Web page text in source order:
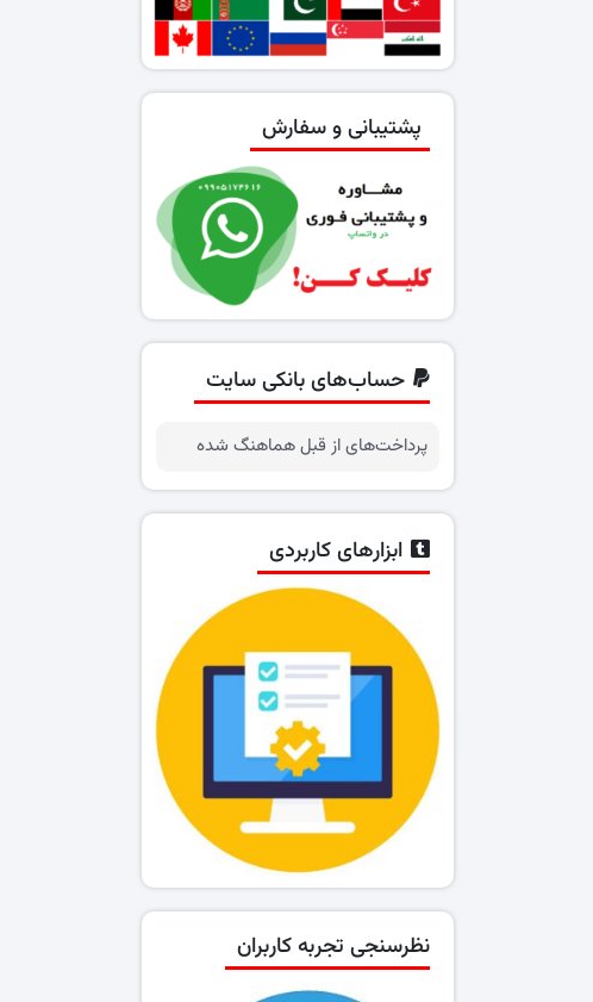
پشتیبانی و سفارش
حساب‌های بانکی سایت
پرداخت‌های از قبل هماهنگ شده
ابزارهای کاربردی
نظرسنجی تجربه کاربران